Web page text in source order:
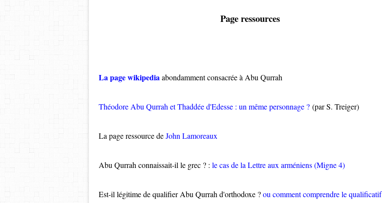
Page ressources
La page wikipediaabondamment consacrée à Abu Qurrah
Théodore Abu Qurrah et Thaddée d'Edesse : un même personnage ? (par S. Treiger)
La page ressource deJohn Lamoreaux
Abu Qurrah connaissait-il le grec ? : le cas de la Lettre aux arméniens (Migne 4)
Est-il légitime de qualifier Abu Qurrah d'orthodoxe ?ou comment comprendre le qualificatif